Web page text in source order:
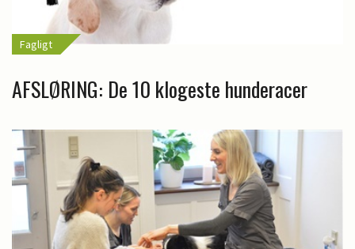
Fagligt
AFSLØRING: De 10 klogeste hunderacer